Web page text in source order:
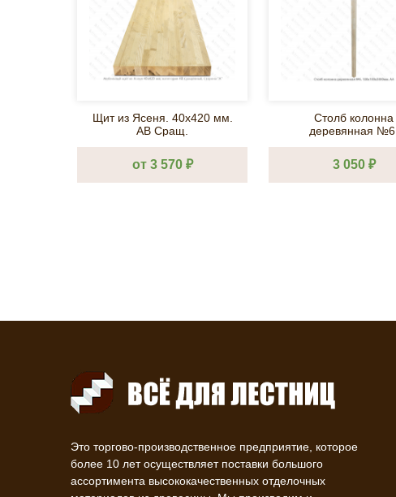
Щит из Ясеня. 40х420 мм.
AB Сращ.
от 3 570 ₽
Столб колонна
деревянная №6.
3 050 ₽
Это торгово-производственное предприятие, которое
более 10 лет осуществляет поставки большого
ассортимента высококачественных отделочных